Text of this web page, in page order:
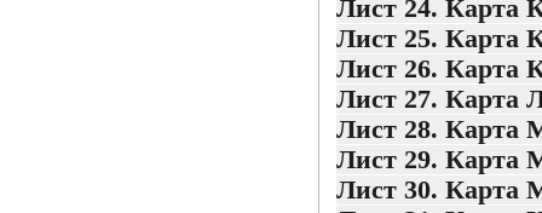
Лист 24. Карта
Лист 25. Карта
Лист 26. Карта
Лист 27. Карта
Лист 28. Карта
Лист 29. Карта
Лист 30. Карта